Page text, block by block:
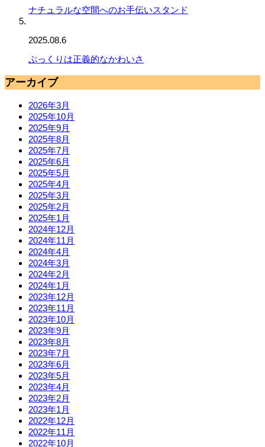
ナチュラルな空間へのお手伝いスタンド
2025.08.6
ぷっくりは正義的なかわいさ
アーカイブ
2026年3月
2025年10月
2025年9月
2025年8月
2025年7月
2025年6月
2025年5月
2025年4月
2025年3月
2025年2月
2025年1月
2024年12月
2024年11月
2024年4月
2024年3月
2024年2月
2024年1月
2023年12月
2023年11月
2023年10月
2023年9月
2023年8月
2023年7月
2023年6月
2023年5月
2023年4月
2023年2月
2023年1月
2022年12月
2022年11月
2022年10月